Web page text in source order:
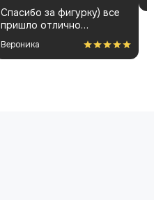
Спасибо за фигурку) все
пришло отлично
упакованным. Отдельная
благодарность за
покраску модели.
Вероника